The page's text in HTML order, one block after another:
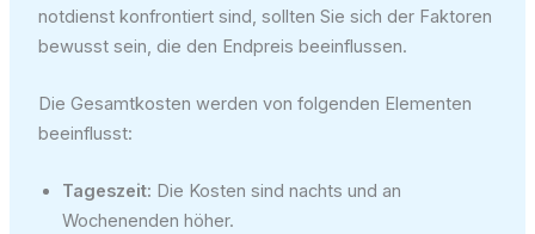
notdienst konfrontiert sind, sollten Sie sich der Faktoren
bewusst sein, die den Endpreis beeinflussen.
Die Gesamtkosten werden von folgenden Elementen
beeinflusst:
Tageszeit: Die Kosten sind nachts und an
Wochenenden höher.